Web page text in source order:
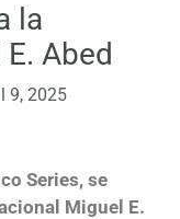
la
Abed
9, 2025
Series, se
Miguel E.